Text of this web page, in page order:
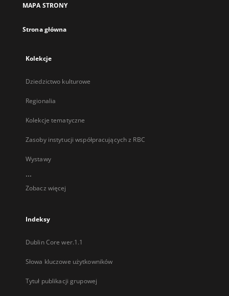
karcie
MAPA STRONY
Strona główna
Kolekcje
Dziedzictwo kulturowe
Regionalia
Kolekcje tematyczne
Zasoby instytucji współpracujących z RBC
Wystawy
...
Zobacz więcej
Indeksy
Dublin Core wer.1.1
Słowa kluczowe użytkowników
Tytuł publikacji grupowej